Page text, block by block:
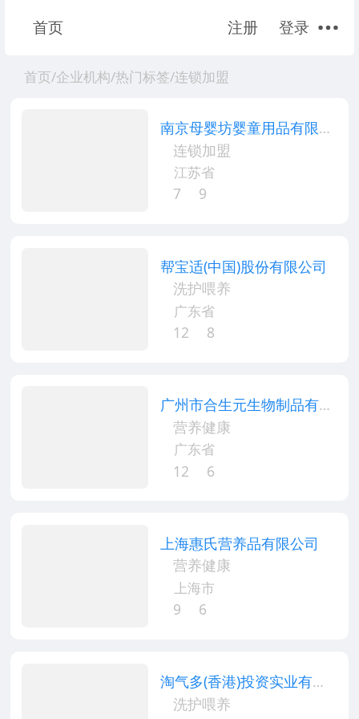
首页 注册 登录
首页/企业机构/热门标签/连锁加盟
南京母婴坊婴童用品有限公
司连锁加盟
江苏省
7 9
帮宝适(中国)股份有限公司
洗护喂养
广东省
12 8
广州市合生元生物制品有限
公司
营养健康
广东省
12 6
上海惠氏营养品有限公司
营养健康
上海市
9 6
淘气多(香港)投资实业有限
公司
洗护喂养